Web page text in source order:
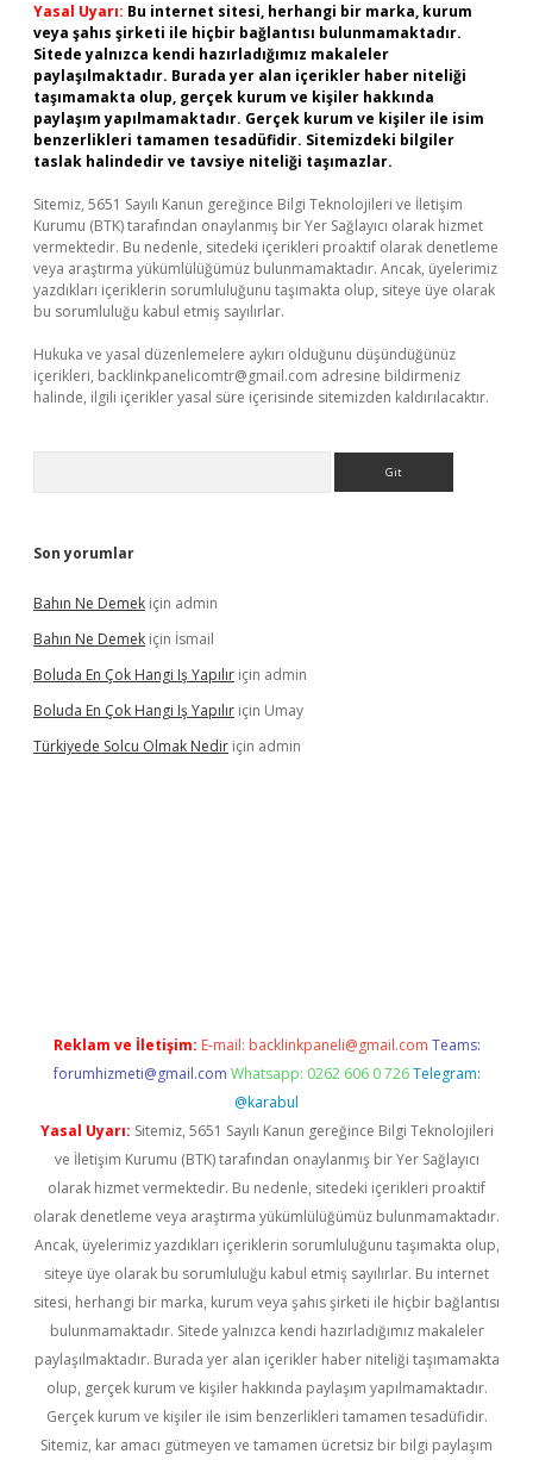
Yasal Uyarı: Bu internet sitesi, herhangi bir marka, kurum
veya şahıs şirketi ile hiçbir bağlantısı bulunmamaktadır.
Sitede yalnızca kendi hazırladığımız makaleler
paylaşılmaktadır. Burada yer alan içerikler haber niteliği
taşımamakta olup, gerçek kurum ve kişiler hakkında
paylaşım yapılmamaktadır. Gerçek kurum ve kişiler ile isim
benzerlikleri tamamen tesadüfidir. Sitemizdeki bilgiler
taslak halindedir ve tavsiye niteliği taşımazlar.
Sitemiz, 5651 Sayılı Kanun gereğince Bilgi Teknolojileri ve İletişim
Kurumu (BTK) tarafından onaylanmış bir Yer Sağlayıcı olarak hizmet
vermektedir. Bu nedenle, sitedeki içerikleri proaktif olarak denetleme
veya araştırma yükümlülüğümüz bulunmamaktadır. Ancak, üyelerimiz
yazdıkları içeriklerin sorumluluğunu taşımakta olup, siteye üye olarak
bu sorumluluğu kabul etmiş sayılırlar.
Hukuka ve yasal düzenlemelere aykırı olduğunu düşündüğünüz
içerikleri, backlinkpanelicomtr@gmail.com adresine bildirmeniz
halinde, ilgili içerikler yasal süre içerisinde sitemizden kaldırılacaktır.
Son yorumlar
Bahın Ne Demek için admin
Bahın Ne Demek için İsmail
Boluda En Çok Hangi Iş Yapılır için admin
Boluda En Çok Hangi Iş Yapılır için Umay
Türkiyede Solcu Olmak Nedir için admin
Reklam ve İletişim: E-mail: backlinkpaneli@gmail.com Teams:
forumhizmeti@gmail.com Whatsapp: 0262 606 0 726 Telegram:
@karabul
Yasal Uyarı: Sitemiz, 5651 Sayılı Kanun gereğince Bilgi Teknolojileri
ve İletişim Kurumu (BTK) tarafından onaylanmış bir Yer Sağlayıcı
olarak hizmet vermektedir. Bu nedenle, sitedeki içerikleri proaktif
olarak denetleme veya araştırma yükümlülüğümüz bulunmamaktadır.
Ancak, üyelerimiz yazdıkları içeriklerin sorumluluğunu taşımakta olup,
siteye üye olarak bu sorumluluğu kabul etmiş sayılırlar. Bu internet
sitesi, herhangi bir marka, kurum veya şahıs şirketi ile hiçbir bağlantısı
bulunmamaktadır. Sitede yalnızca kendi hazırladığımız makaleler
paylaşılmaktadır. Burada yer alan içerikler haber niteliği taşımamakta
olup, gerçek kurum ve kişiler hakkında paylaşım yapılmamaktadır.
Gerçek kurum ve kişiler ile isim benzerlikleri tamamen tesadüfidir.
Sitemiz, kar amacı gütmeyen ve tamamen ücretsiz bir bilgi paylaşım